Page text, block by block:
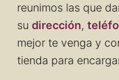
reunimos las que
su dirección,
mejor te venga y
tienda para